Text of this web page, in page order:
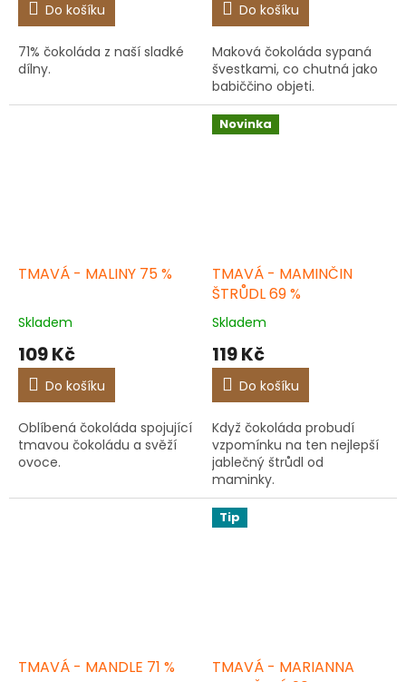
Do košíku
71% čokoláda z naší sladké
dílny.
Do košíku
Maková čokoláda sypaná
švestkami, co chutná jako
babiččino objeti.
TMAVÁ - MALINY 75 %
Skladem
109 Kč
Do košíku
Oblíbená čokoláda spojující
tmavou čokoládu a svěží
ovoce.
Novinka
TMAVÁ - MAMINČIN
ŠTRŮDL 69 %
Skladem
119 Kč
Do košíku
Když čokoláda probudí
vzpomínku na ten nejlepší
jablečný štrůdl od
maminky.
TMAVÁ - MANDLE 71 %
Tip
TMAVÁ - MARIANNA